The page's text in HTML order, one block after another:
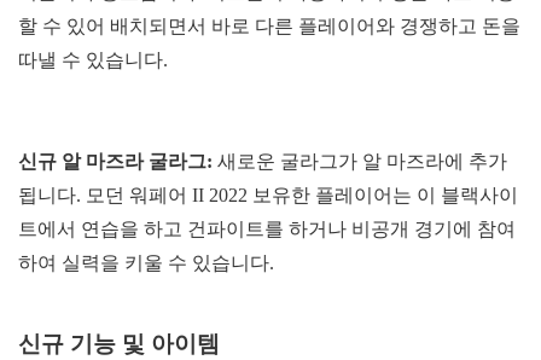
할 수 있어 배치되면서 바로 다른 플레이어와 경쟁하고 돈을
따낼 수 있습니다.
신규 알 마즈라 굴라그: 새로운 굴라그가 알 마즈라에 추가
됩니다. 모던 워페어 II 2022 보유한 플레이어는 이 블랙사이
트에서 연습을 하고 건파이트를 하거나 비공개 경기에 참여
하여 실력을 키울 수 있습니다.
신규 기능 및 아이템